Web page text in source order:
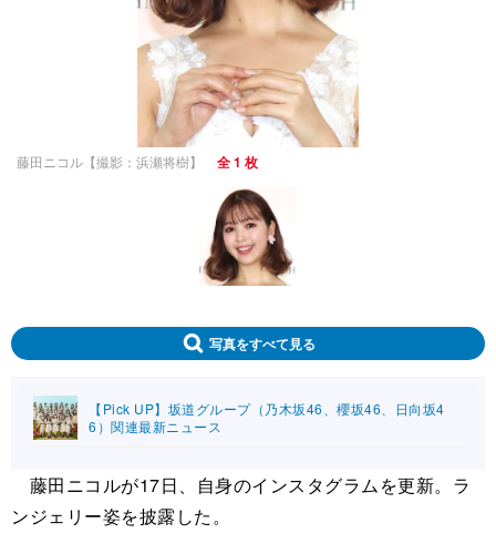
藤田ニコル【撮影：浜瀬将樹】 全 1 枚
写真をすべて見る
【Pick UP】坂道グループ（乃木坂46、櫻坂46、日向坂4
6）関連最新ニュース
藤田ニコルが17日、自身のインスタグラムを更新。ラ
ンジェリー姿を披露した。